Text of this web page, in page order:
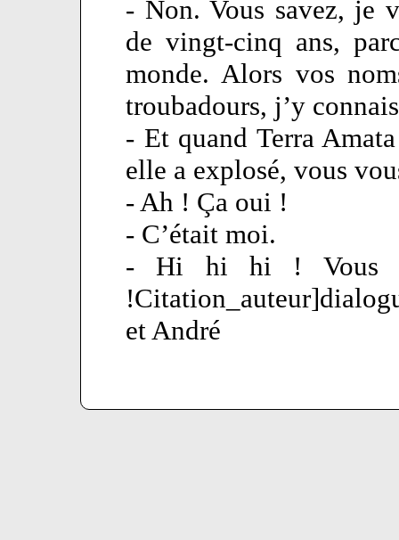
- Non. Vous savez, je
de vingt-cinq ans,
monde. Alors vos
troubadours, j’y
- Et quand Terra
elle a explosé, vous
- Ah ! Ça oui !
- C’était moi.
- Hi hi hi ! Vous
et André